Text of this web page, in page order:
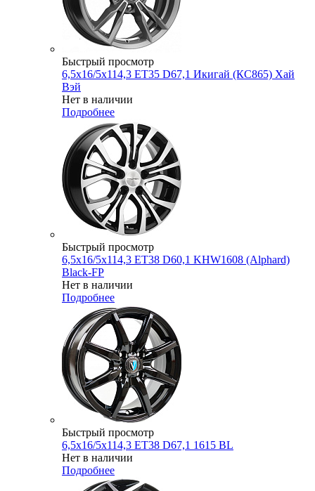
Быстрый просмотр
6,5x16/5x114,3 ET35 D67,1 Икигай (КС865) Хай
Вэй
Нет в наличии
Подробнее
Быстрый просмотр
6,5x16/5x114,3 ET38 D60,1 KHW1608 (Alphard)
Black-FP
Нет в наличии
Подробнее
Быстрый просмотр
6,5x16/5x114,3 ET38 D67,1 1615 BL
Нет в наличии
Подробнее